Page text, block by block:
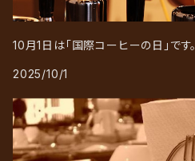
10月1日は「国際コーヒーの日」です。
2025/10/1